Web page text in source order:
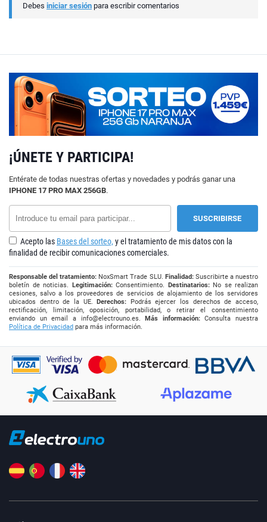
Debes iniciar sesión para escribir comentarios
¡ÚNETE Y PARTICIPA!
Entérate de todas nuestras ofertas y novedades y podrás ganar una
IPHONE 17 PRO MAX 256GB.
Acepto las Bases del sorteo, y el tratamiento de mis datos con la
finalidad de recibir comunicaciones comerciales.
Responsable del tratamiento: NoxSmart Trade SLU. Finalidad:Suscribirte a nuestro
boletín de noticias. Legitimación:Consentimiento. Destinatarios:No se realizan
cesiones, salvo a los proveedores de servicios de alojamiento de los servidores
ubicados dentro de la UE.Derechos: Podrás ejercer los derechos de acceso,
rectificación, limitación, oposición, portabilidad, o retirar el consentimiento
enviando un email a info@electrouno.es.Más información:Consulta nuestra
Política de Privacidad para más información.